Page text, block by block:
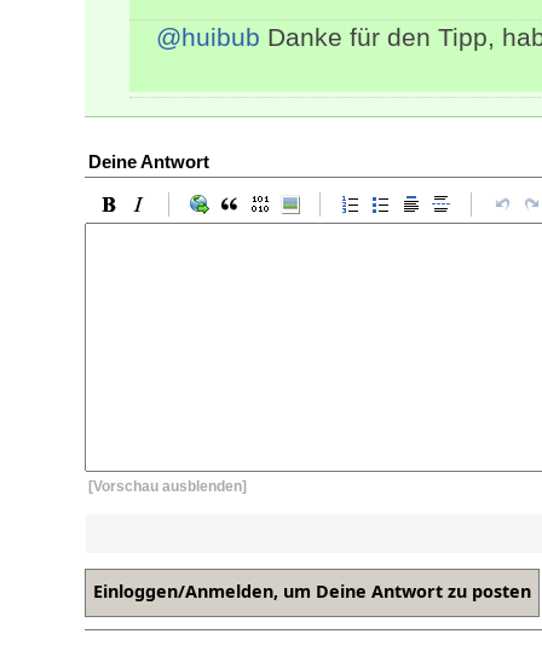
@huibub Danke für den Tipp,
Deine Antwort
[Vorschau ausblenden]